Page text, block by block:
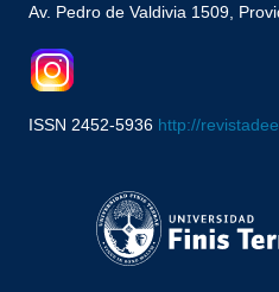
Av. Pedro de Valdivia 1509,
ISSN 2452-5936 http://